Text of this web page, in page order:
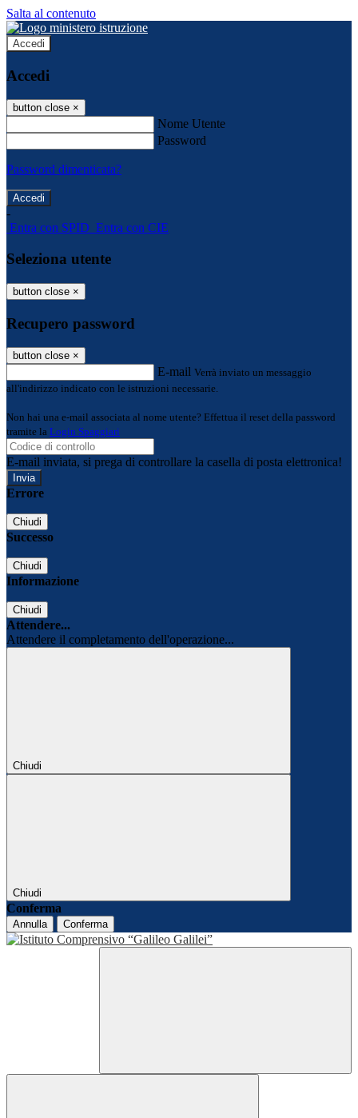
Salta al contenuto
Accedi
Accedi
button close ×
Nome Utente
Password
Password dimenticata?
-
Entra con SPID Entra con CIE
Seleziona utente
button close ×
Recupero password
button close ×
E-mail Verrà inviato un messaggio
all'indirizzo indicato con le istruzioni necessarie.
Non hai una e-mail associata al nome utente? Effettua il reset della password
tramite la Login Spaggiari
E-mail inviata, si prega di controllare la casella di posta elettronica!
Errore
Chiudi
Successo
Chiudi
Informazione
Chiudi
Attendere...
Attendere il completamento dell'operazione...
Chiudi
Chiudi
Conferma
Annulla Conferma